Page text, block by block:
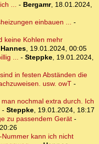
... - Bergamr, 18.01.2024,
einbauen ... -
keine Kohlen mehr
Hannes, 19.01.2024, 00:05
... - Steppke, 19.01.2024,
in festen Abständen die
usw. owT -
nochmal extra durch. Ich
- Steppke, 19.01.2024, 18:17
zu passendem Gerät-
kann ich nicht